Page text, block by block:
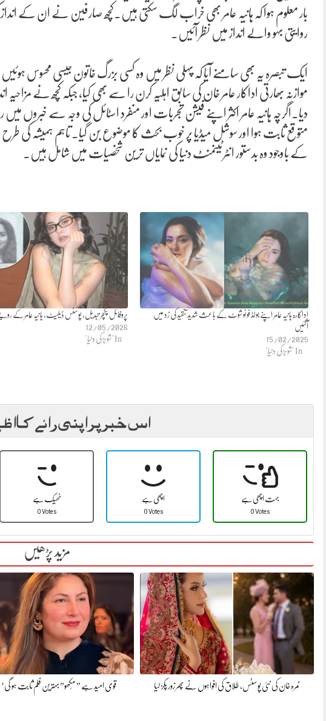
بار معلوم ہوا کہ ہانیہ عامر بھی خراب لگ سکتی ہیں۔کچھ صارفین نے ان کے
روایتی بہو والے انداز میں نظر آئیں۔
ایک تبصرہ یہ بھی سامنے آیا کہ پہلی نظر میں وہ کسی بزرگ خاتون جیسی محسوس
موازنہ بھارتی اداکار عامر خان کی سابق اہلیہ کرن را سے بھی کیا، جبکہ کچھ نے
دیا۔اگرچہ ہانیہ عامر اکثر اپنے فیشن تجربات اور منفرد اسٹائل کی وجہ سے
متوقع ثابت ہوا اور سوشل میڈیا پر خوب بحث کا موضوع بن گیا۔ تاہم ہمیشہ کی طرح
کے باوجود وہ بدستور انٹرٹینمنٹ دنیا کی نمایاں ترین شخصیات میں شامل ہیں۔
پروفائل پکچر تبدیل، پوسٹس ڈیلیٹ، ہانیہ عامر کے
12/05/2026
In "شوبز کی دنیا"
اداکارہ ہانیہ عامر اپنے بولڈ فوٹو شوٹ کے باعث شدید تنقید کی زد میں
آگئیں
15/02/2025
In "شوبز کی دنیا"
اس خبر پر اپنی رائے کا
ٹھیک ہے
0 Votes
اچھی ہے
0 Votes
بہت اچھی ہے
0 Votes
مزید پڑھیں
نمرہ خان کی نئی پوسٹس، طلاق کی افواہوں نے پھر زور پکڑ لیا قوی امید ہے ” مُکھو” بہترین فلم ثابت ہو گی’